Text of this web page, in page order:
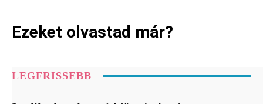
Ezeket olvastad már?
LEGFRISSEBB